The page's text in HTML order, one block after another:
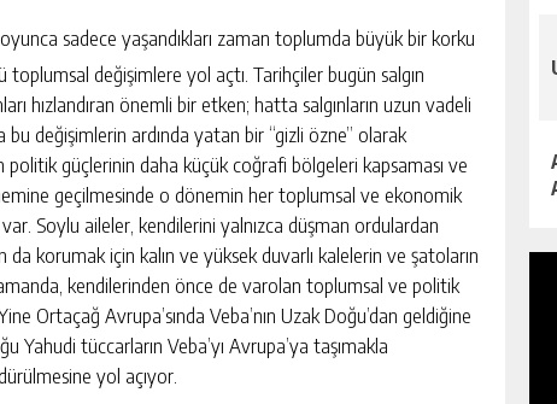
sadece yaşandıkları zaman toplumda büyük bir korku
değişimlere yol açtı. Tarihçiler bugün salgın
hızlandıran önemli bir etken; hatta salgınların uzun vadeli
değişimlerin ardında yatan bir “gizli özne” olarak
politik güçlerinin daha küçük coğrafi bölgeleri kapsaması ve
geçilmesinde o dönemin her toplumsal ve ekonomik
Soylu aileler, kendilerini yalnızca düşman ordulardan
korumak için kalın ve yüksek duvarlı kalelerin ve şatoların
kendilerinden önce de varolan toplumsal ve politik
Ortaçağ Avrupa’sında Veba’nın Uzak Doğu’dan geldiğine
tüccarların Veba’yı Avrupa’ya taşımakla
yol açıyor.